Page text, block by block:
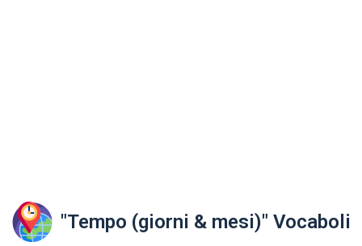
"Tempo (giorni & mesi)" Vocaboli